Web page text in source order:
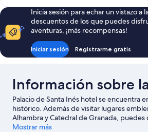
Inicia sesión para echar un vistazo a
descuentos de los que puedes
aventuras, ¡más recompensas!
Iniciar sesión Registrarme gratis
Información sobre
Palacio de Santa Inés hotel se encuentra
histórico. Además de visitar lugares
Alhambra y Catedral de Granada, puedes
activo a tus vacaciones en Estación de
Mostrar más